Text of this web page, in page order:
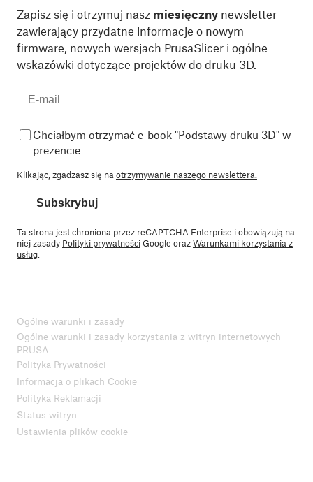
Zapisz się i otrzymuj nasz miesięczny newsletter
zawierający przydatne informacje o nowym
firmware, nowych wersjach PrusaSlicer i ogólne
wskazówki dotyczące projektów do druku 3D.
Chciałbym otrzymać e-book "Podstawy druku 3D" w
prezencie
Klikając, zgadzasz się na otrzymywanie naszego newslettera.
Subskrybuj
Ta strona jest chroniona przez reCAPTCHA Enterprise i obowiązują na
niej zasady Polityki prywatnościGoogle orazWarunkami korzystania z
usług
Ogólne warunki i zasady
Ogólne warunki i zasady korzystania z witryn internetowych
PRUSA
Polityka Prywatności
Informacja o plikach Cookie
Polityka Reklamacji
Status witryn
Ustawienia plików cookie